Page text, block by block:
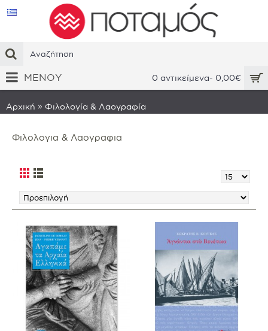
0 αντικείμενα- 0,00€
ΜΕΝΟΥ
Αρχική » Φιλολογία & Λαογραφία
Φιλολογια & Λαογραφια